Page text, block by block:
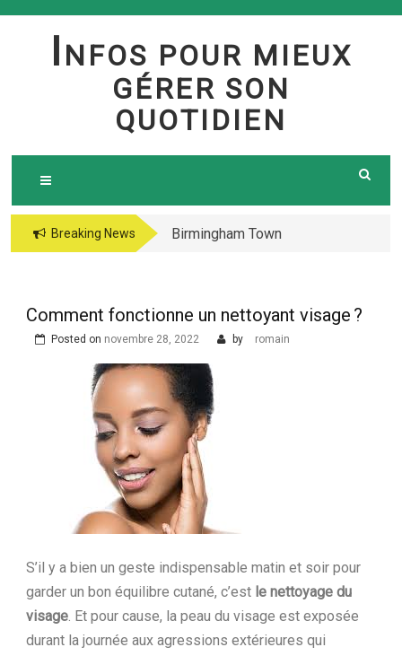
Skip
I NFOS POUR MIEUX
GÉRER SON
QUOTIDIEN
Breaking News
Birmingham Town
The jetsetter casino
lord of your sea pokie
play Totally free
Harbors Mercantile
Office Solutions Pvt
Ltd.
Comment fonctionne un nettoyant visage ?
Posted on novembre 28, 2022 by romain
S’il y a bien un geste indispensable matin et soir pour
garder un bon équilibre cutané, c’est le nettoyage du
visage. Et pour cause, la peau du visage est exposée
durant la journée aux agressions extérieures qui